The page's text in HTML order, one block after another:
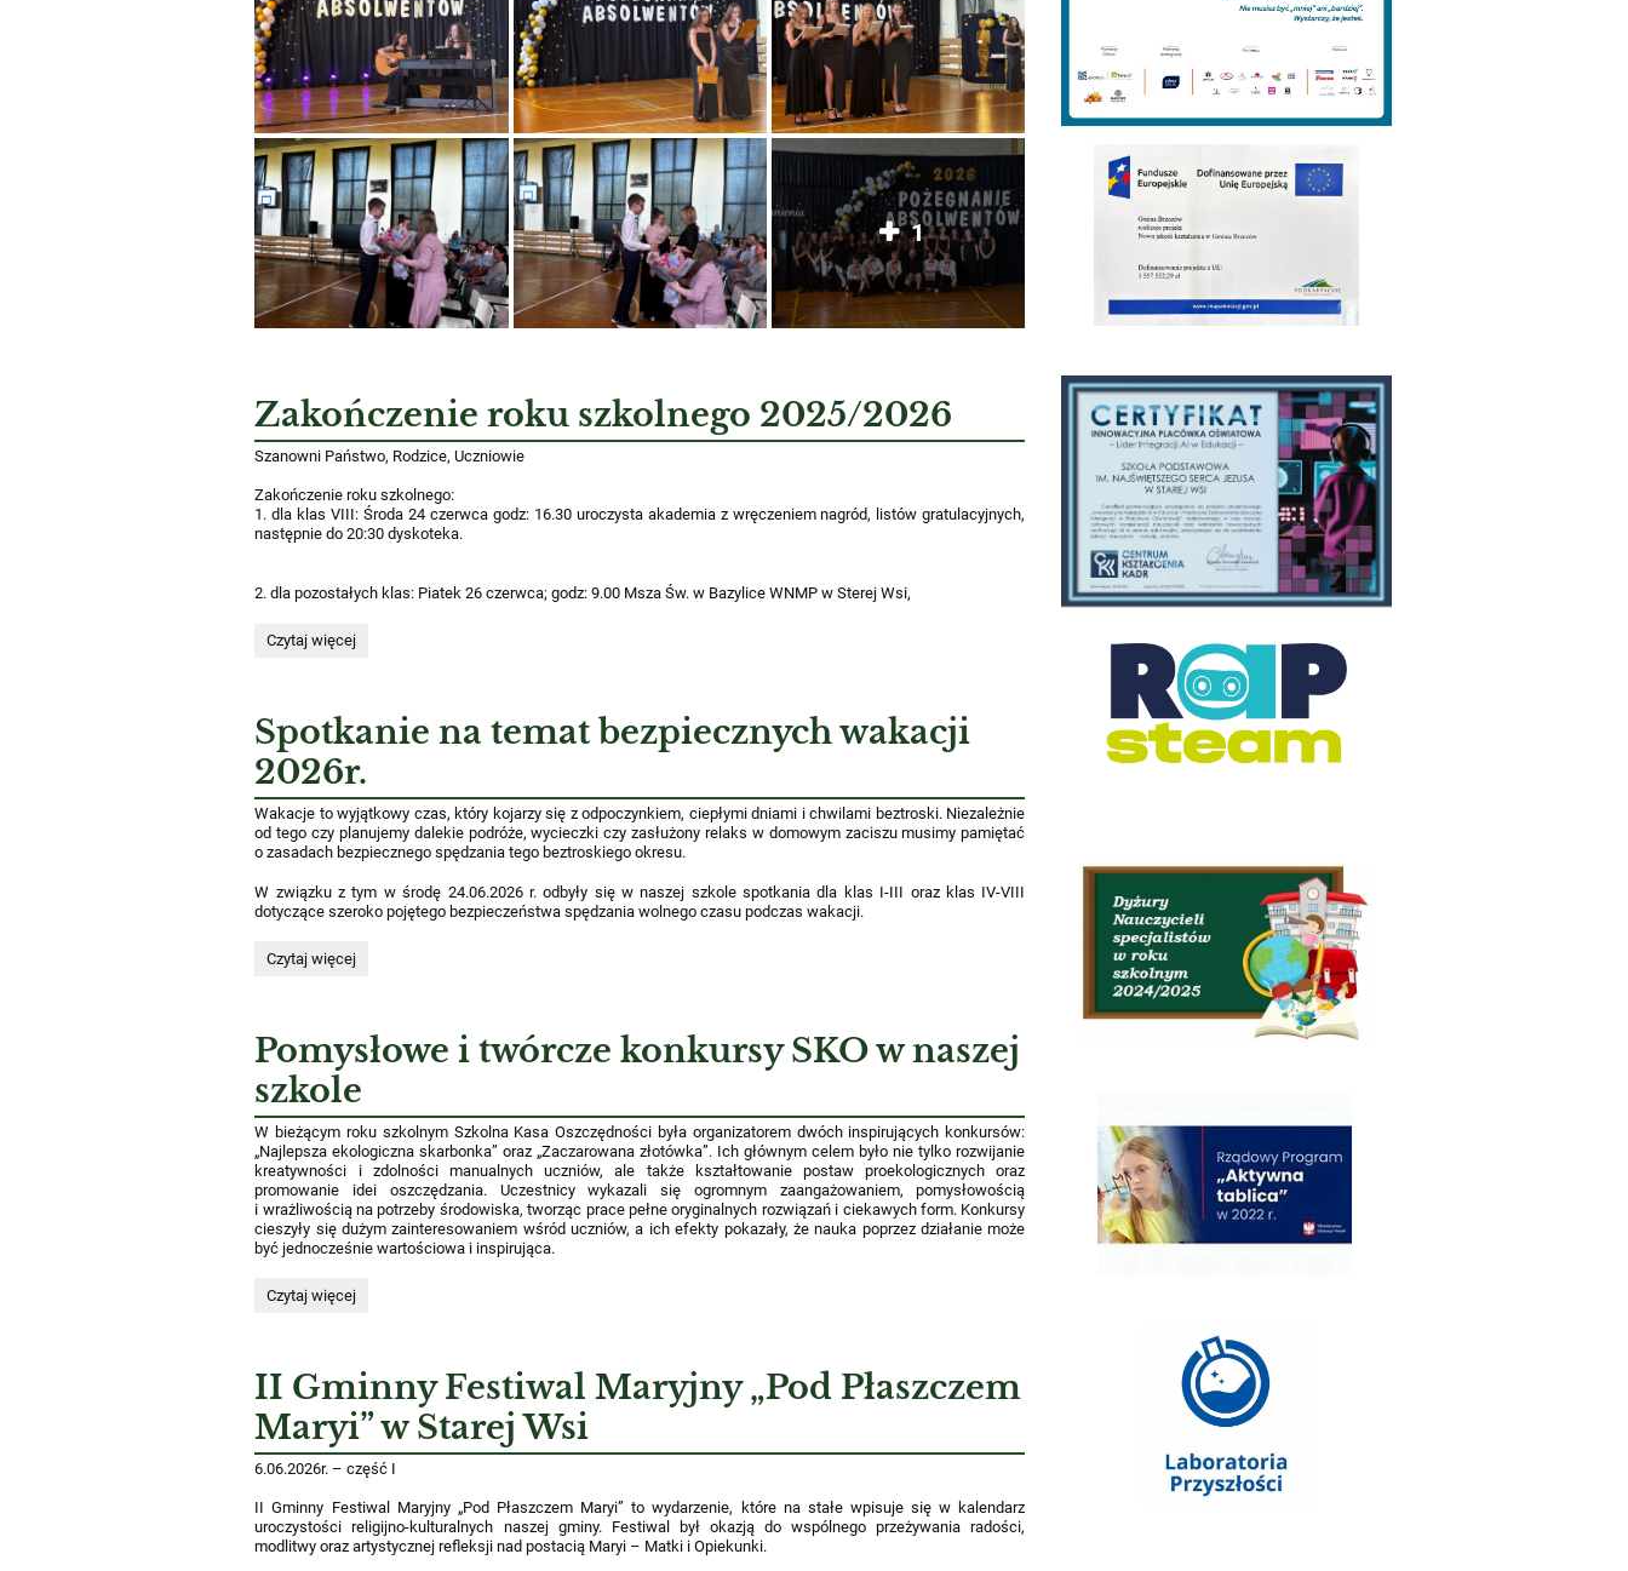
1
Zakończenie roku szkolnego 2025/2026
Szanowni Państwo, Rodzice, Uczniowie
Zakończenie roku szkolnego:
1. dla klas VIII: Środa 24 czerwca godz: 16.30 uroczysta akademia z wręczeniem nagród, listów gratulacyjnych,
następnie do 20:30 dyskoteka.
2. dla pozostałych klas: Piatek 26 czerwca; godz: 9.00 Msza Św. w Bazylice WNMP w Sterej Wsi,
Zakończenie
Czytaj więcej
Spotkanie na temat bezpiecznych wakacji
2026r.
Wakacje to wyjątkowy czas, który kojarzy się z odpoczynkiem, ciepłymi dniami i chwilami beztroski. Niezależnie
od tego czy planujemy dalekie podróże, wycieczki czy zasłużony relaks w domowym zaciszu musimy pamiętać
o zasadach bezpiecznego spędzania tego beztroskiego okresu.
W związku z tym w środę 24.06.2026 r. odbyły się w naszej szkole spotkania dla klas I-III oraz klas IV-VIII
dotyczące szeroko pojętego bezpieczeństwa spędzania wolnego czasu podczas wakacji.
Spotkanie
2026r.:
Czytaj więcej
Pomysłowe i twórcze konkursy SKO w naszej
szkole
W bieżącym roku szkolnym Szkolna Kasa Oszczędności była organizatorem dwóch inspirujących konkursów:
„Najlepsza ekologiczna skarbonka” oraz „Zaczarowana złotówka”. Ich głównym celem było nie tylko rozwijanie
kreatywności i zdolności manualnych uczniów, ale także kształtowanie postaw proekologicznych oraz
promowanie idei oszczędzania. Uczestnicy wykazali się ogromnym zaangażowaniem, pomysłowością
i wrażliwością na potrzeby środowiska, tworząc prace pełne oryginalnych rozwiązań i ciekawych form. Konkursy
cieszyły się dużym zainteresowaniem wśród uczniów, a ich efekty pokazały, że nauka poprzez działanie może
być jednocześnie wartościowa i inspirująca.
Pomysłowe
naszej
szkole :
Czytaj więcej
II Gminny Festiwal Maryjny „Pod Płaszczem
Maryi” w Starej Wsi
6.06.2026r. – część I
II Gminny Festiwal Maryjny „Pod Płaszczem Maryi” to wydarzenie, które na stałe wpisuje się w kalendarz
uroczystości religijno-kulturalnych naszej gminy. Festiwal był okazją do wspólnego przeżywania radości,
modlitwy oraz artystycznej refleksji nad postacią Maryi – Matki i Opiekunki.